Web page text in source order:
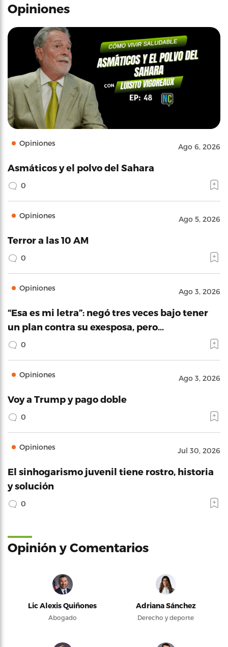
Opiniones
Opiniones Ago 6, 2026
Asmáticos y el polvo del Sahara
0
Opiniones Ago 5, 2026
Terror a las 10 AM
0
Opiniones Ago 3, 2026
“Esa es mi letra”: negó tres veces bajo tener
un plan contra su exesposa, pero…
0
Opiniones Ago 3, 2026
Voy a Trump y pago doble
0
Opiniones Jul 30, 2026
El sinhogarismo juvenil tiene rostro, historia
y solución
0
Opinión y Comentarios
Lic Alexis Quiñones
Abogado
Adriana Sánchez
Derecho y deporte